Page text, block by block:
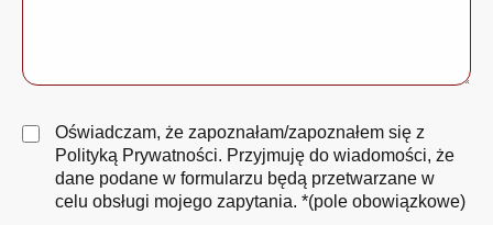
Oświadczam, że zapoznałam/zapoznałem się z
Polityką Prywatności. Przyjmuję do wiadomości, że
dane podane w formularzu będą przetwarzane w
celu obsługi mojego zapytania. *(pole obowiązkowe)